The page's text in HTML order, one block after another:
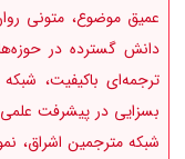
عمیق موضوع، متونی
دانش گسترده در
ترجمه‌ای باکیفیت،
بسزایی در پیشرفت
شبکه مترجمین اشراق،